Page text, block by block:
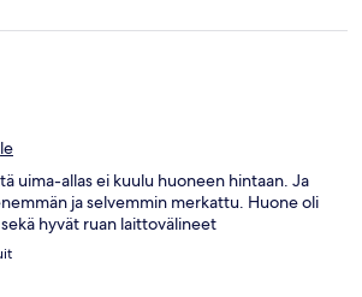
uima-allas ei kuulu huoneen hintaan. Ja
ja selvemmin merkattu. Huone oli
hyvät ruan laittovälineet